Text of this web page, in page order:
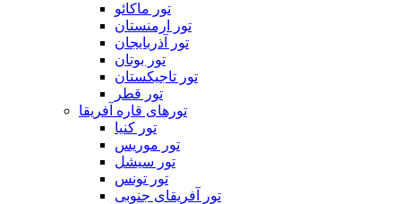
تور ماکائو
تور ارمنستان
تور آذربایجان
تور بوتان
تور تاجیکستان
تور قطر
تورهای قاره آفریقا
تور کنیا
تور موریس
تور سیشل
تور تونس
تور آفریقای جنوبی